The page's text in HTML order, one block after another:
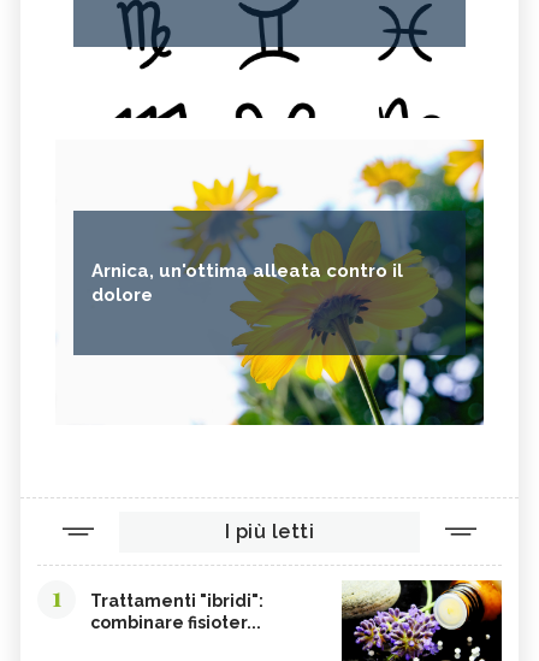
Arnica, un'ottima alleata contro il
dolore
I più letti
1
Trattamenti "ibridi":
combinare fisioter...